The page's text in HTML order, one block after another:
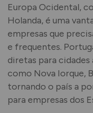
Europa Ocidental,
Holanda, é uma
empresas que
e frequentes.
diretas para
como Nova Iorque,
tornando o país a
para empresas dos